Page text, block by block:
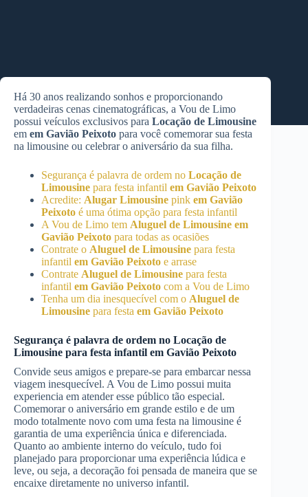
Há 30 anos realizando sonhos e proporcionando
verdadeiras cenas cinematográficas, a Vou de Limo
possui veículos exclusivos para Locação de Limousine
em em Gavião Peixoto para você comemorar sua festa
na limousine ou celebrar o aniversário da sua filha.
Segurança é palavra de ordem no Locação de
Limousine para festa infantil em Gavião Peixoto
Acredite: Alugar Limousine pink em Gavião
Peixoto é uma ótima opção para festa infantil
A Vou de Limo tem Aluguel de Limousine em
Gavião Peixoto para todas as ocasiões
Contrate o Aluguel de Limousine para festa
infantil em Gavião Peixoto e arrase
Contrate Aluguel de Limousine para festa
infantil em Gavião Peixoto com a Vou de Limo
Tenha um dia inesquecível com o Aluguel de
Limousine para festa em Gavião Peixoto
Segurança é palavra de ordem no Locação de
Limousine para festa infantil em Gavião Peixoto
Convide seus amigos e prepare-se para embarcar nessa
viagem inesquecível. A Vou de Limo possui muita
experiencia em atender esse público tão especial.
Comemorar o aniversário em grande estilo e de um
modo totalmente novo com uma festa na limousine é
garantia de uma experiência única e diferenciada.
Quanto ao ambiente interno do veículo, tudo foi
planejado para proporcionar uma experiência lúdica e
leve, ou seja, a decoração foi pensada de maneira que se
encaixe diretamente no universo infantil.